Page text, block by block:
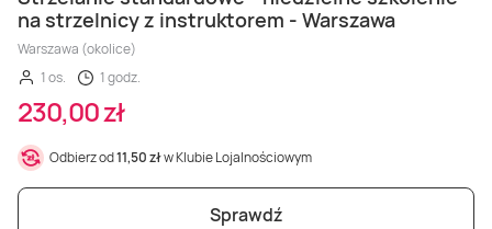
na strzelnicy z instruktorem - Warszawa
Warszawa (okolice)
1 os.
1 godz.
230,00 zł
Odbierz od11,50 złw Klubie Lojalnościowym
Sprawdź